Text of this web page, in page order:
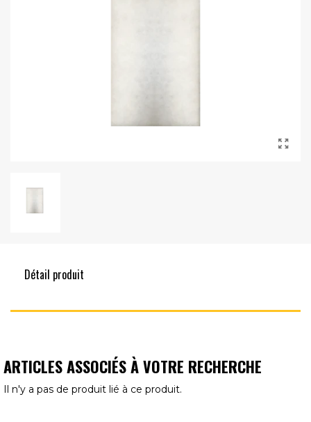
Détail produit
ARTICLES ASSOCIÉS À VOTRE RECHERCHE
Il n'y a pas de produit lié à ce produit.